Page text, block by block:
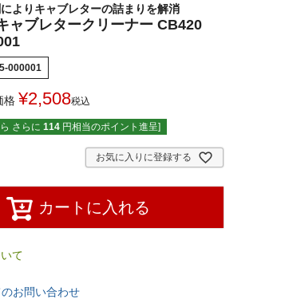
よりキャブレターの詰まりを解消
ャブレタークリーナー CB420
000001
格 ¥2,508税込
さらに 114 円相当のポイント進呈]
お気に入りに登録する
カートに入れる
て
お問い合わせ